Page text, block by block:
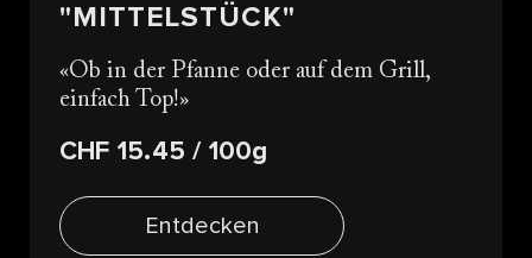
"MITTELSTÜCK"
Ob in der Pfanne oder auf dem Grill,
einfach Top!
CHF 15.45/ 100g
Entdecken